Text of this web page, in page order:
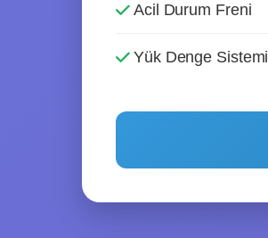
Acil Durum Freni
Yük Denge Sistemi